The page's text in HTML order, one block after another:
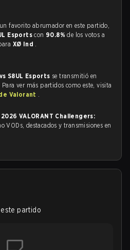
favorito abrumador en este partido,
Esportscon 90.8%de los votos a
XØ Ind .
S8UL Esports se transmitió en
ver más partidos como este, visita
Valorant .
2026 VALORANT Challengers:
VODs, destacados y transmisiones en
partido